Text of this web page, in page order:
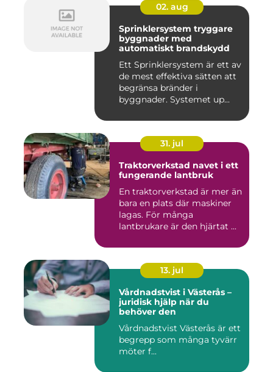
02. aug
Sprinklersystem tryggare
byggnader med
automatiskt brandskydd
Ett Sprinklersystem är ett av
de mest effektiva sätten att
begränsa bränder i
byggnader. Systemet up...
31. jul
Traktorverkstad navet i ett
fungerande lantbruk
En traktorverkstad är mer än
bara en plats där maskiner
lagas. För många
lantbrukare är den hjärtat ...
13. jul
Vårdnadstvist i Västerås –
juridisk hjälp när du
behöver den
Vårdnadstvist Västerås är ett
begrepp som många tyvärr
möter f...